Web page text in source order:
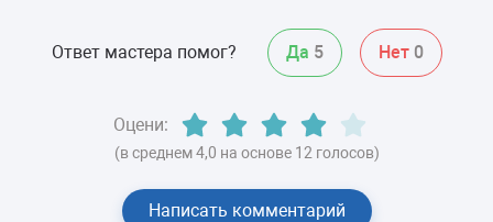
Ответ мастера помог? Да 5 Нет 0
Оцени:
(в среднем 4,0 на основе 12 голосов)
Написать комментарий